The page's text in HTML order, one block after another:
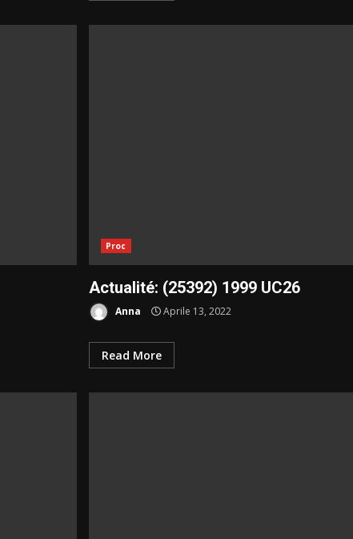
Proc
Actualité: (25392) 1999 UC26
Anna Aprile 13, 2022
Read More